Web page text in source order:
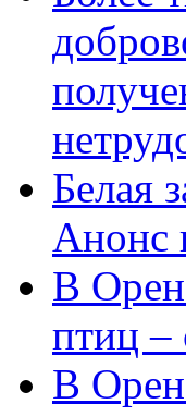
Белая
Анонс
В
птиц –
В